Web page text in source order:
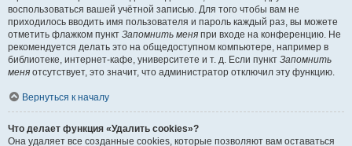
воспользоваться вашей учётной записью. Для того чтобы вам не
приходилось вводить имя пользователя и пароль каждый раз, вы можете
отметить флажком пункт Запомнить меня при входе на конференцию. Не
рекомендуется делать это на общедоступном компьютере, например в
библиотеке, интернет-кафе, университете и т. д. Если пункт Запомнить
меня отсутствует, это значит, что администратор отключил эту функцию.
Вернуться к началу
Что делает функция «Удалить cookies»?
Она удаляет все созданные cookies, которые позволяют вам оставаться